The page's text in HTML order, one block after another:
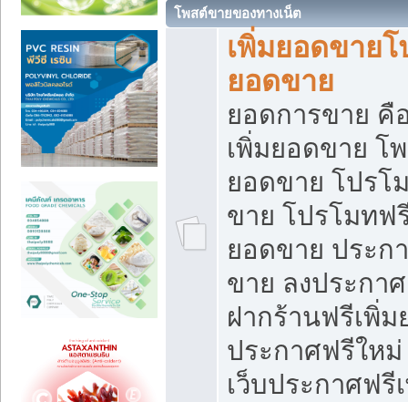
โพสต์ขายของทางเน็ต
เพิ่มยอดขาย
ยอดขาย
ยอดการขาย คื
เพิ่มยอดขาย โ
ยอดขาย โปรโ
ขาย โปรโมทฟ
ยอดขาย ประก
ขาย ลงประกา
ฝากร้านฟรีเพิ่ม
ประกาศฟรีให
เว็บประกาศฟรี